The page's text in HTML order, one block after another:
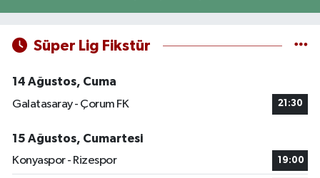
Süper Lig Fikstür
14 Ağustos, Cuma
Galatasaray - Çorum FK
21:30
15 Ağustos, Cumartesi
Konyaspor - Rizespor
19:00